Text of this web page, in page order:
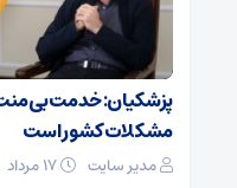
پزشکیان: خدمت
مشکلات کشور است
مدیر سایت